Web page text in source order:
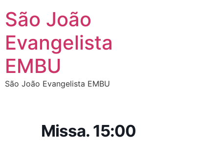
São João
Evangelista
EMBU
São João Evangelista EMBU
Missa. 15:00